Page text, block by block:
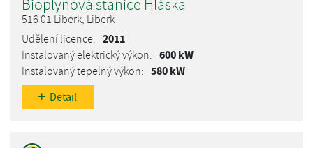
Bioplynová stanice Hláska
516 01 Liberk, Liberk
2011
600 kW
580 kW
Detail